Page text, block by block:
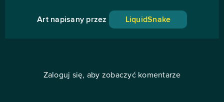
Art napisany przez LiquidSnake
Zaloguj się, aby zobaczyć komentarze